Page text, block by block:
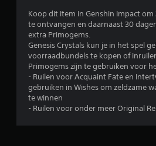
Koop dit item in Genshin Impact om
te ontvangen en daarnaast 30
extra Primogems.
Genesis Crystals kun je in het spel
voorraadbundels te kopen of
Primogems zijn te gebruiken voor
- Ruilen voor Acquaint Fate en
gebruiken in Wishes om zeldzame
te winnen
- Ruilen voor onder meer Original